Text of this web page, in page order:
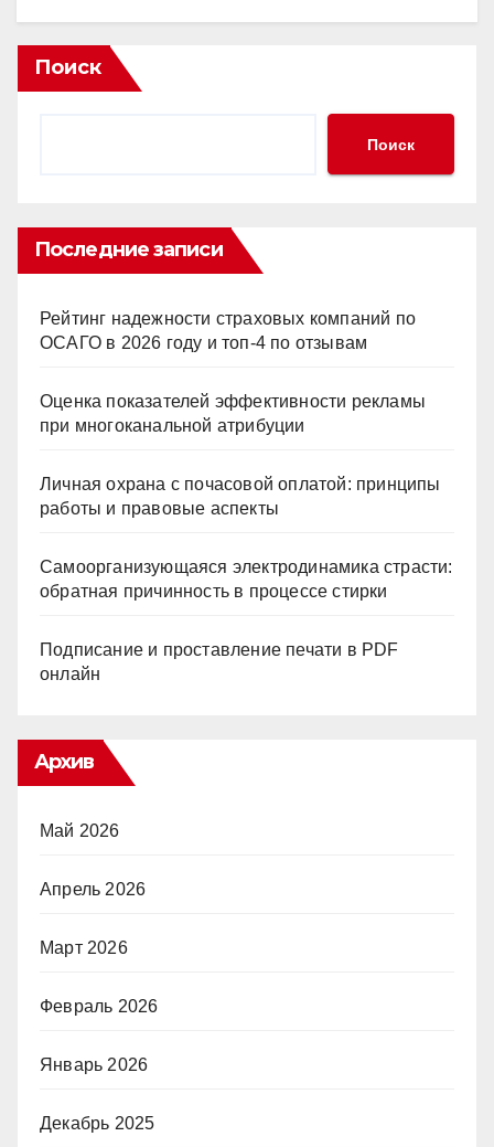
at
s
A
er e
n
р
ть
Поиск
Поиск
Последние записи
Рейтинг надежности страховых компаний по
ОСАГО в 2026 году и топ-4 по отзывам
Оценка показателей эффективности рекламы
при многоканальной атрибуции
Личная охрана с почасовой оплатой: принципы
работы и правовые аспекты
Самоорганизующаяся электродинамика страсти:
обратная причинность в процессе стирки
Подписание и проставление печати в PDF
онлайн
Архив
Май 2026
Апрель 2026
Март 2026
Февраль 2026
Январь 2026
Декабрь 2025